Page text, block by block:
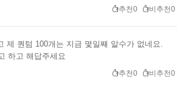
추천0 비추천0
제 퀀텀 100개는 지금 몇일째 알수가 없네요.
하고 해답주세요
추천0 비추천0